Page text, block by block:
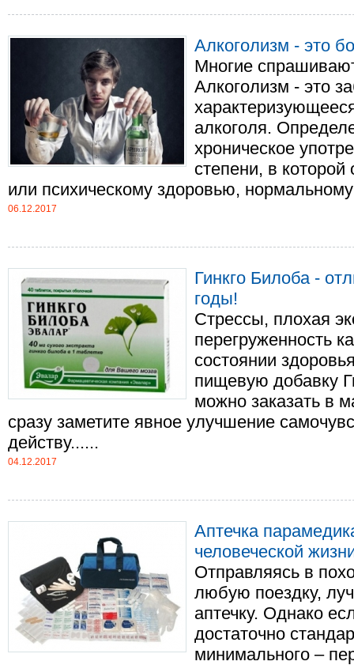
Алкоголизм - это
Многие
Алкоголизм - это
алкоголя.
хроническое
степени, в
или психическому здоровью,
06.12.2017
Гинкго Билоба -
годы!
Стрессы, плохая
перегруженность
состоянии
пищевую добавку
можно заказать в
сразу заметите явное улучшение
действу......
04.12.2017
Аптечка
человеческой
Отправляясь в
любую поездку,
аптечку. Однако
достаточно
минимального –